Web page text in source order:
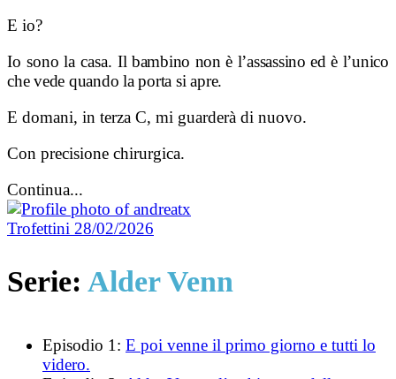
E io?
Io sono la casa. Il bambino non è l’assassino ed è l’unico
che vede quando la porta si apre.
E domani, in terza C, mi guarderà di nuovo.
Con precisione chirurgica.
Continua...
Trofettini 28/02/2026
Serie: Alder Venn
Episodio 1: E poi venne il primo giorno e tutti lo
videro.